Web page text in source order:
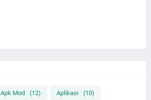
Apk Mod (12) Aplikasi (10)